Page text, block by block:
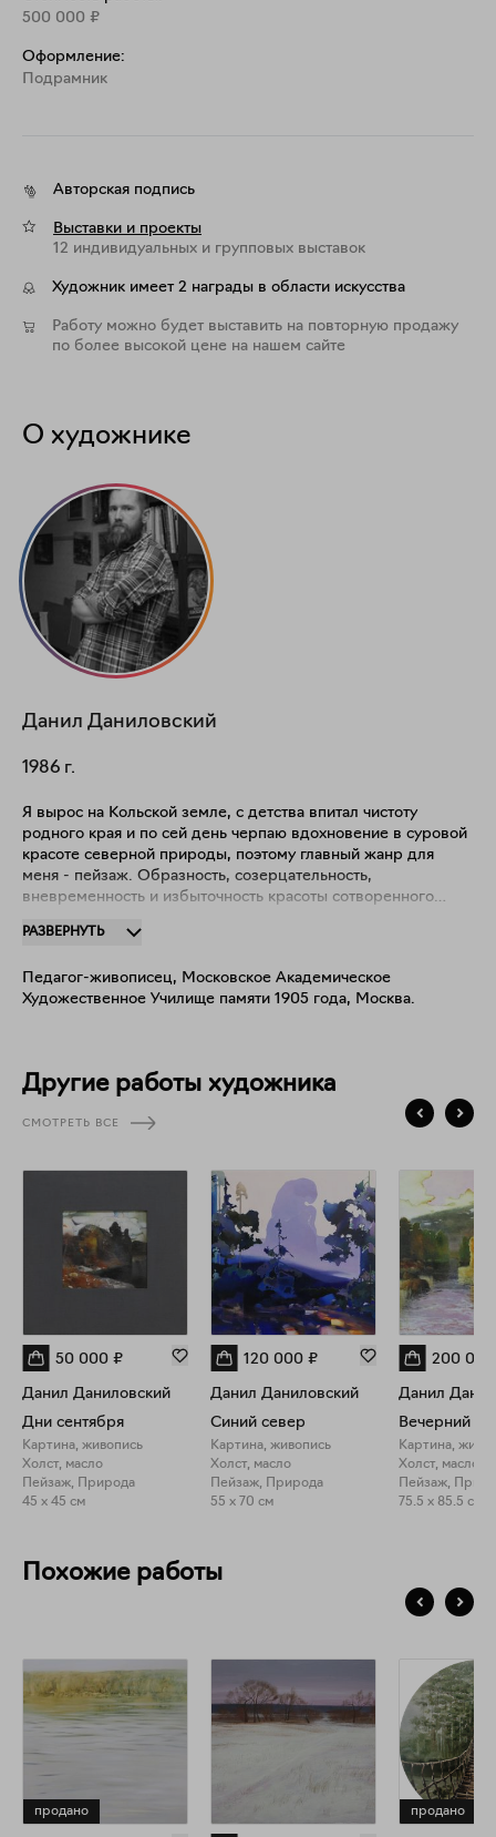
500 000 ₽
Оформление:
Подрамник
Авторская подпись
Выставки и проекты
12 индивидуальных и групповых выставок
Художник имеет 2 награды в области искусства
Работу можно будет выставить на повторную продажу
по более высокой цене на нашем сайте
О художнике
Данил Даниловский
1986 г.
Я вырос на Кольской земле, с детства впитал чистоту
родного края и по сей день черпаю вдохновение в суровой
красоте северной природы, поэтому главный жанр для
меня - пейзаж. Образность, созерцательность,
вневременность и избыточность красоты сотворенного
творческом поиске. Закончил МГАХУ памяти 1905 года,
Норвегии. Жил в Непале. Работал в арт-галерее в Китае.
Победитель Гран-при всероссийского конкурса «Муза
РАЗВЕРНУТЬ
Педагог-живописец, Московское Академическое
Художественное Училище памяти 1905 года, Москва.
Другие работы художника
СМОТРЕТЬ ВСЕ
50 000 ₽
Данил Даниловский
Дни сентября
Картина, живопись
Холст, масло
Пейзаж, Природа
45 x 45 см
120 000 ₽
Данил Даниловский
Синий север
Картина, живопись
Холст, масло
Пейзаж, Природа
55 x 70 см
200 000
Данил
Вечерний
Картина,
Холст, масло
Пейзаж,
75.5 x 85.5 см
Похожие работы
продано продано